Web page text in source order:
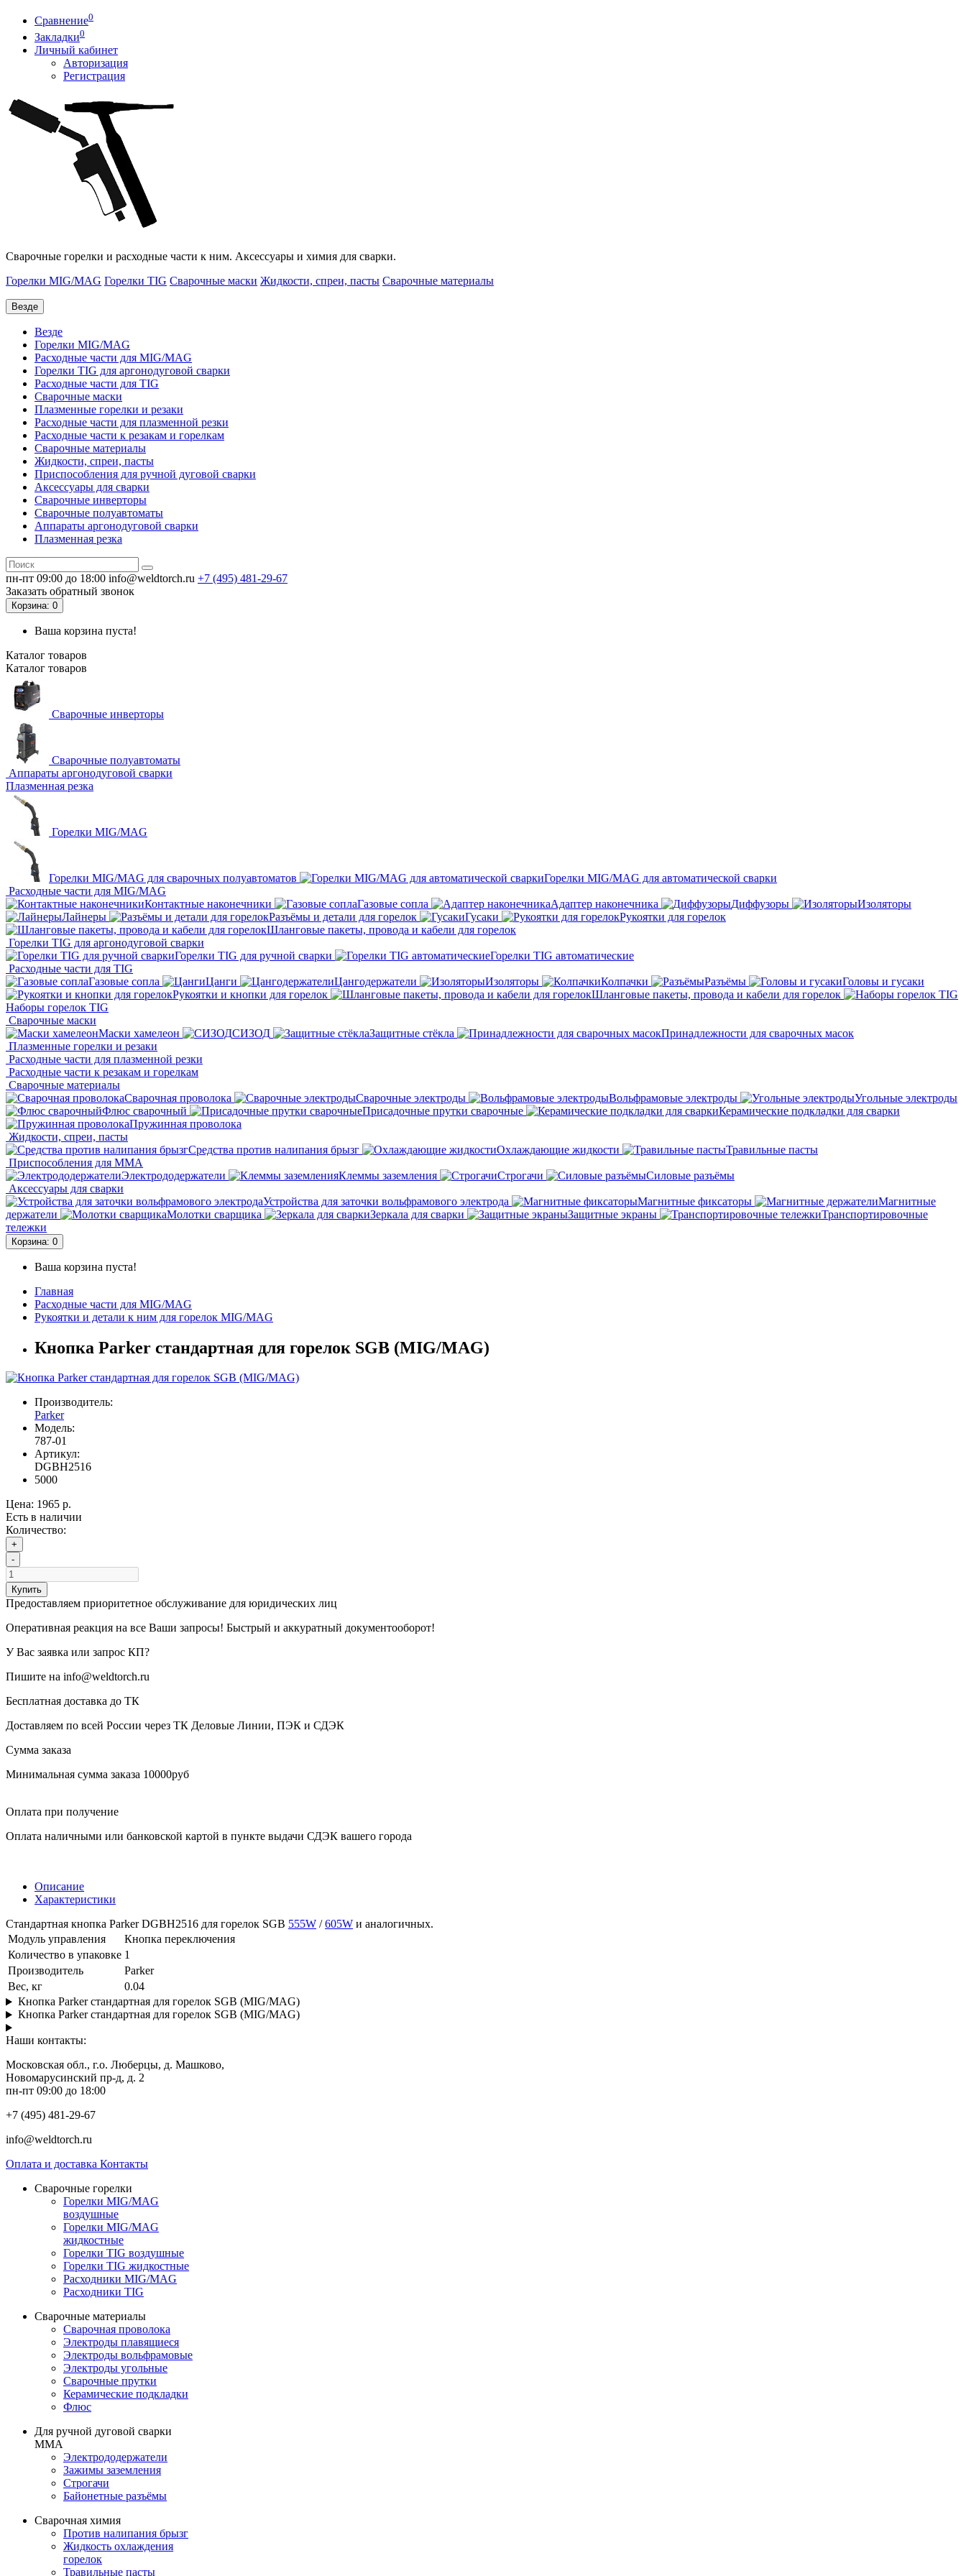
Сравнение0
Закладки0
Личный кабинет
Авторизация
Регистрация
Сварочные горелки и расходные части к ним. Аксессуары и химия для сварки.
Горелки MIG/MAG Горелки TIG Сварочные маски Жидкости, спреи, пасты Сварочные материалы
Везде
Везде
Горелки MIG/MAG
Расходные части для MIG/MAG
Горелки TIG для аргонодуговой сварки
Расходные части для TIG
Сварочные маски
Плазменные горелки и резаки
Расходные части для плазменной резки
Расходные части к резакам и горелкам
Сварочные материалы
Жидкости, спреи, пасты
Приспособления для ручной дуговой сварки
Аксессуары для сварки
Сварочные инверторы
Сварочные полуавтоматы
Аппараты аргонодуговой сварки
Плазменная резка
пн-пт 09:00 до 18:00 info@weldtorch.ru +7 (495) 481-29-67
Заказать обратный звонок
Корзина: 0
Ваша корзина пуста!
Каталог товаров
Каталог товаров
Сварочные инверторы
Сварочные полуавтоматы
Аппараты аргонодуговой сварки
Плазменная резка
Горелки MIG/MAG
Горелки MIG/MAG для сварочных полуавтоматов
Горелки MIG/MAG для автоматической сварки
Расходные части для MIG/MAG
Контактные наконечники
Газовые сопла Адаптер наконечника Диффузоры
Изоляторы
Лайнеры
Разъёмы и детали для горелок Гусаки
Рукоятки для горелок
Шланговые пакеты, провода и кабели для горелок
Горелки TIG для аргонодуговой сварки
Горелки TIG для ручной сварки
Горелки TIG автоматические
Расходные части для TIG
Газовые сопла
Цанги Цангодержатели Изоляторы Колпачки Разъёмы
Головы и гусаки
Рукоятки и кнопки для горелок
Шланговые пакеты, провода и кабели для горелок
Наборы горелок TIG
Сварочные маски
Маски хамелеон
СИЗОД Защитные стёкла
Принадлежности для сварочных масок
Плазменные горелки и резаки
Расходные части для плазменной резки
Расходные части к резакам и горелкам
Сварочные материалы
Сварочная проволока
Сварочные электроды Вольфрамовые электроды
Угольные электроды
Флюс сварочный
Присадочные прутки сварочные
Керамические подкладки для сварки
Пружинная проволока
Жидкости, спреи, пасты
Средства против налипания брызг
Охлаждающие жидкости
Травильные пасты
Приспособления для ММА
Электрододержатели
Клеммы заземления Строгачи
Силовые разъёмы
Аксессуары для сварки
Устройства для заточки вольфрамового электрода
Магнитные фиксаторы
Магнитные
держатели
Молотки сварщика Зеркала для сварки Защитные экраны
Транспортировочные
тележки
Корзина: 0
Ваша корзина пуста!
Главная
Расходные части для MIG/MAG
Рукоятки и детали к ним для горелок MIG/MAG
Кнопка Parker стандартная для горелок SGB (MIG/MAG)
Производитель:
Parker
Модель:
787-01
Артикул:
DGBH2516
5000
Цена: 1965 р.
Есть в наличии
Количество:
+
-
Купить
Предоставляем приоритетное обслуживание для юридических лиц
Оперативная реакция на все Ваши запросы! Быстрый и аккуратный документооборот!
У Вас заявка или запрос КП?
Пишите на info@weldtorch.ru
Бесплатная доставка до ТК
Доставляем по всей России через ТК Деловые Линии, ПЭК и СДЭК
Сумма заказа
Минимальная сумма заказа 10000руб
Оплата при получение
Оплата наличными или банковской картой в пункте выдачи СДЭК вашего города
Описание
Характеристики
Стандартная кнопка Parker DGBH2516 для горелок SGB 555W /605W и аналогичных.
Модуль управления
Кнопка переключения
Количество в упаковке 1
Производитель
Parker
Вес, кг
0.04
Кнопка Parker стандартная для горелок SGB (MIG/MAG)
Кнопка Parker стандартная для горелок SGB (MIG/MAG)
Наши контакты:
Московская обл., г.о. Люберцы, д. Машково,
Новомарусинский пр-д, д. 2
пн-пт 09:00 до 18:00
+7 (495) 481-29-67
info@weldtorch.ru
Оплата и доставка Контакты
Сварочные горелки
Горелки MIG/MAG
воздушные
Горелки MIG/MAG
жидкостные
Горелки TIG воздушные
Горелки TIG жидкостные
Расходники MIG/MAG
Расходники TIG
Сварочные материалы
Сварочная проволока
Электроды плавящиеся
Электроды вольфрамовые
Электроды угольные
Сварочные прутки
Керамические подкладки
Флюс
Для ручной дуговой сварки
MMA
Электрододержатели
Зажимы заземления
Строгачи
Байонетные разъёмы
Сварочная химия
Против налипания брызг
Жидкость охлаждения
горелок
Травильные пасты